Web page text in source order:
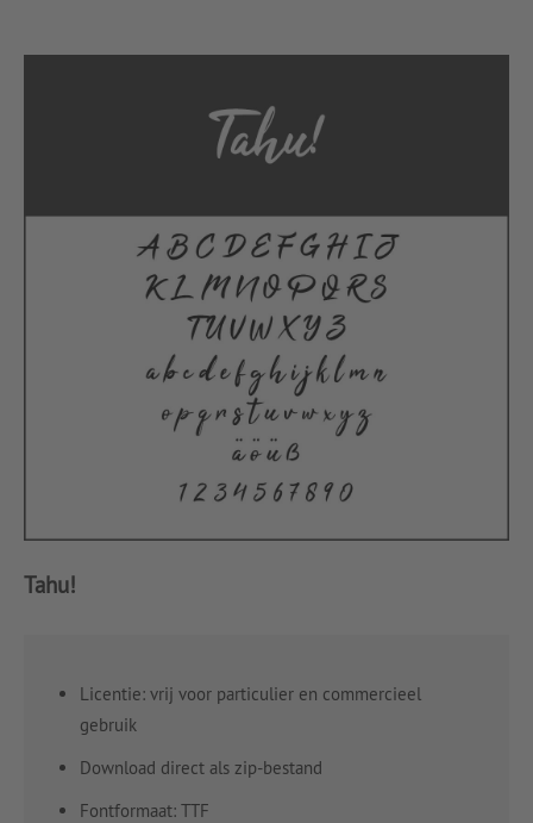
Tahu!
Licentie: vrij voor particulier en commercieel
gebruik
Download direct als zip-bestand
Fontformaat: TTF